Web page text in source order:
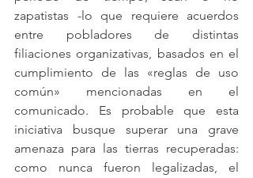
zapatistas -lo que requiere acuerdos
entre pobladores de distintas
filiaciones organizativas, basados en el
cumplimiento de las «reglas de uso
común» mencionadas en el
comunicado. Es probable que esta
iniciativa busque superar una grave
amenaza para las tierras recuperadas:
como nunca fueron legalizadas, el